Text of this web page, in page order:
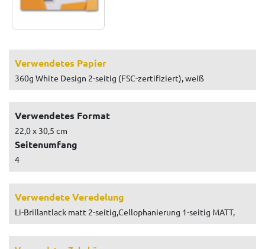
Verwendetes Papier
360g White Design 2-seitig (FSC-zertifiziert), weiß
Verwendetes Format
22,0 x 30,5 cm
Seitenumfang
4
Verwendete Veredelung
Li-Brillantlack matt 2-seitig,Cellophanierung 1-seitig MATT,